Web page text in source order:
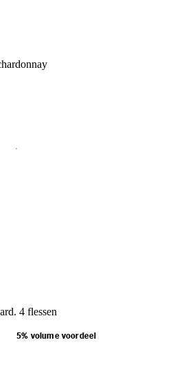
4 flessen
5% volume voordeel